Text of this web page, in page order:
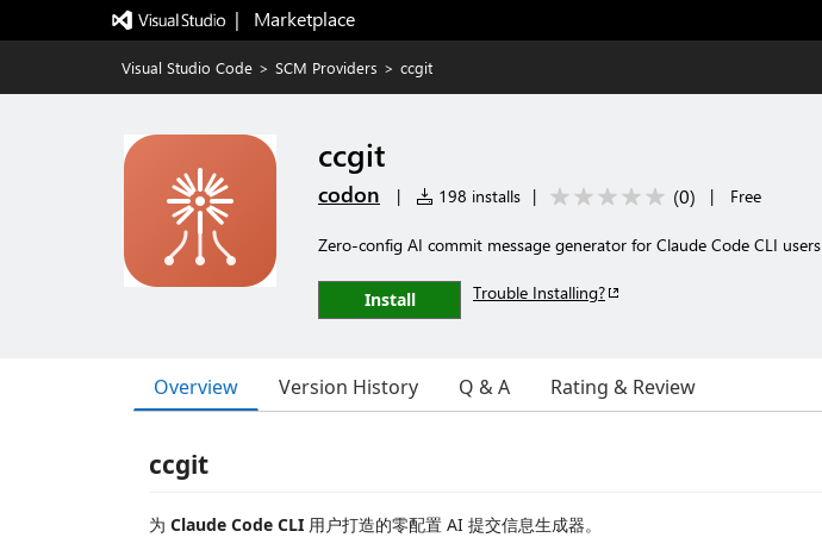
|   Marketplace
Visual Studio Code > SCM Providers > ccgit
ccgit
codon | 198 installs | (0) | Free
Zero-config AI commit message generator for Claude Code CLI users
Install Trouble Installing?
Overview Version History Q & A Rating & Review
ccgit
为 Claude Code CLI 用户打造的零配置 AI 提交信息生成器。